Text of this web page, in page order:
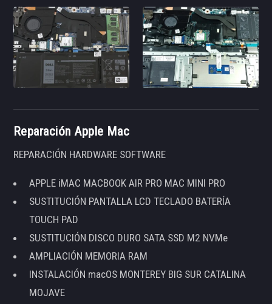
Reparación Apple Mac
REPARACIÓN HARDWARE SOFTWARE
APPLE iMAC MACBOOK AIR PRO MAC MINI PRO
SUSTITUCIÓN PANTALLA LCD TECLADO BATERÍA
TOUCH PAD
SUSTITUCIÓN DISCO DURO SATA SSD M2 NVMe
AMPLIACIÓN MEMORIA RAM
INSTALACIÓN macOS MONTEREY BIG SUR CATALINA
MOJAVE